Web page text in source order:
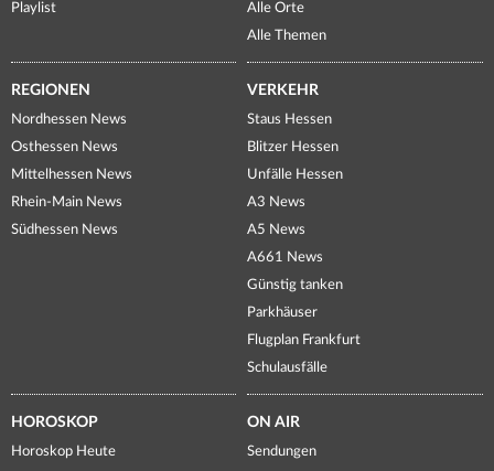
Playlist
Alle Orte
Alle Themen
REGIONEN
Nordhessen News
Osthessen News
Mittelhessen News
Rhein-Main News
Südhessen News
VERKEHR
Staus Hessen
Blitzer Hessen
Unfälle Hessen
A3 News
A5 News
A661 News
Günstig tanken
Parkhäuser
Flugplan Frankfurt
Schulausfälle
HOROSKOP
Horoskop Heute
ON AIR
Sendungen